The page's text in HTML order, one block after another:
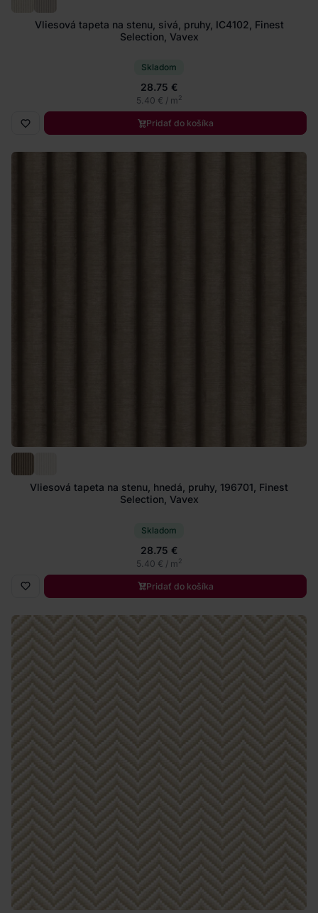
Vliesová tapeta na stenu, sivá, pruhy, IC4102, Finest
Selection, Vavex
Skladom
28.75 €
5.40 € / m2
Pridať do košíka
Vliesová tapeta na stenu, hnedá, pruhy, 196701, Finest
Selection, Vavex
Skladom
28.75 €
5.40 € / m2
Pridať do košíka